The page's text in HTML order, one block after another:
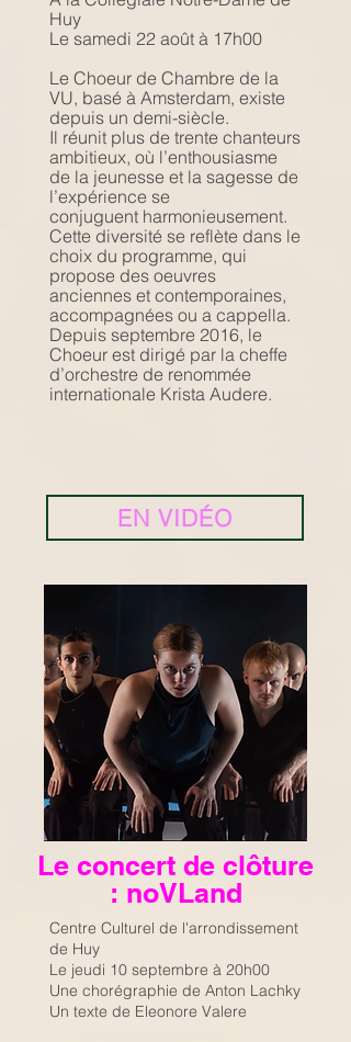
Huy
Le samedi 22 août à 17h00
Le Choeur de Chambre de la
VU, basé à Amsterdam, existe
depuis un demi-siècle.
Il réunit plus de trente chanteurs
ambitieux, où l’enthousiasme
de la jeunesse et la sagesse de
l’expérience se
conjuguent harmonieusement.
Cette diversité se reflète dans le
choix du programme, qui
propose des oeuvres
anciennes et contemporaines,
accompagnées ou a cappella.
Depuis septembre 2016, le
Choeur est dirigé par la cheffe
d’orchestre de renommée
internationale Krista Audere.
EN VIDÉO
Le concert de clôture
: noVLand
Centre Culturel de l'arrondissement
de Huy
Le jeudi 10 septembre à 20h00
Une chorégraphie de Anton Lachky
Un texte de Eleonore Valere